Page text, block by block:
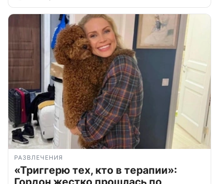
РАЗВЛЕЧЕНИЯ
«Триггерю тех, кто в терапии»: